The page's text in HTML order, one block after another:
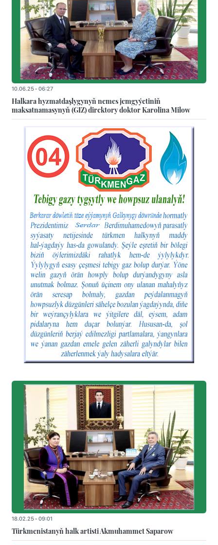
10.06.25 - 06:27
Halkara hyzmatdaşlygynyň nemes jemgyýetiniň
maksatnamasynyň (GIZ) direktory doktor Karolina Milow
18.02.25 - 09:01
Türkmenistanyň halk artisti Akmuhammet Saparow